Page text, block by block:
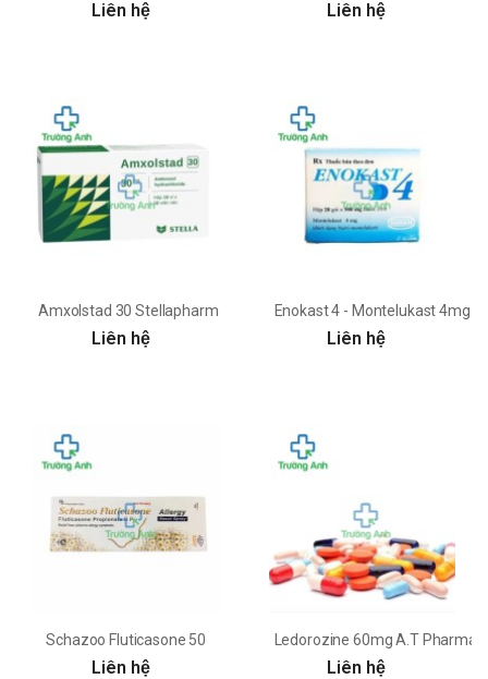
Liên hệ Liên hệ
Amxolstad 30 Stellapharm
Liên hệ
Enokast 4 - Montelukast 4mg
Liên hệ
Schazoo Fluticasone 50
Liên hệ
Ledorozine 60mg A.T Pharma
Liên hệ